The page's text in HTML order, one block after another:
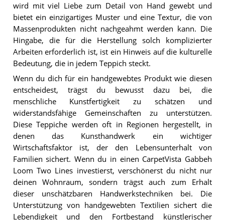
wird mit viel Liebe zum Detail von Hand gewebt und
bietet ein einzigartiges Muster und eine Textur, die von
Massenprodukten nicht nachgeahmt werden kann. Die
Hingabe, die für die Herstellung solch komplizierter
Arbeiten erforderlich ist, ist ein Hinweis auf die kulturelle
Bedeutung, die in jedem Teppich steckt.
Wenn du dich für ein handgewebtes Produkt wie diesen
entscheidest, trägst du bewusst dazu bei, die
menschliche Kunstfertigkeit zu schätzen und
widerstandsfähige Gemeinschaften zu unterstützen.
Diese Teppiche werden oft in Regionen hergestellt, in
denen das Kunsthandwerk ein wichtiger
Wirtschaftsfaktor ist, der den Lebensunterhalt von
Familien sichert. Wenn du in einen CarpetVista Gabbeh
Loom Two Lines investierst, verschönerst du nicht nur
deinen Wohnraum, sondern trägst auch zum Erhalt
dieser unschätzbaren Handwerkstechniken bei. Die
Unterstützung von handgewebten Textilien sichert die
Lebendigkeit und den Fortbestand künstlerischer